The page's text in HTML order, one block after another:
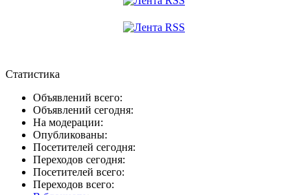
Статистика
Объявлений всего:
Объявлений сегодня:
На модерации:
Опубликованы:
Посетителей сегодня:
Переходов сегодня:
Посетителей всего:
Переходов всего: